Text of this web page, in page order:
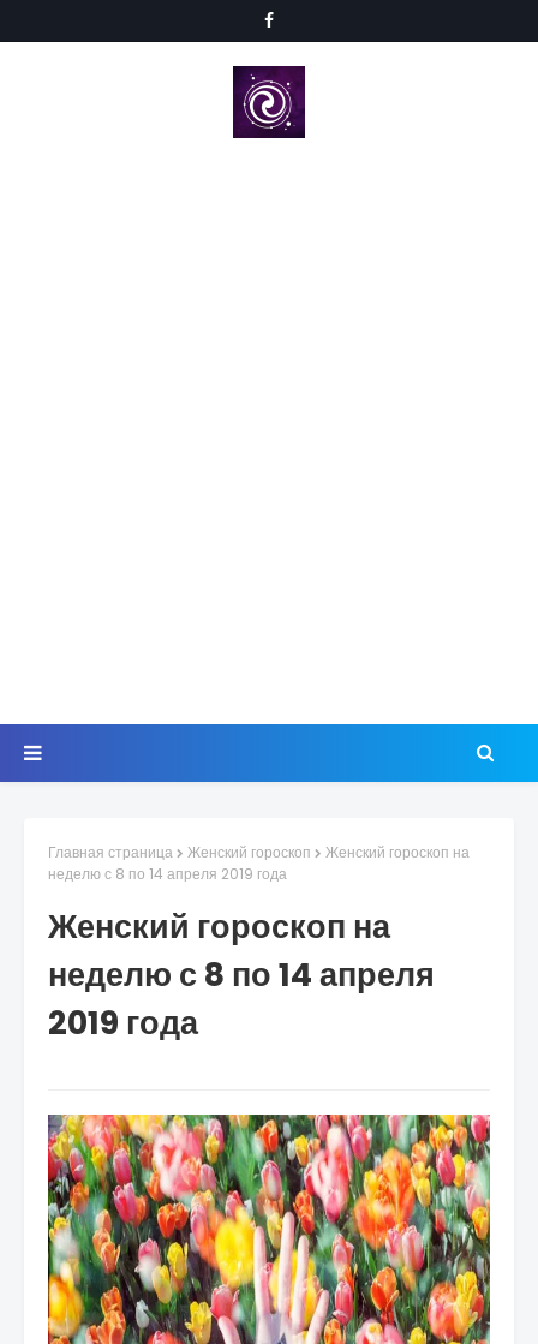
Главная страница Женский гороскоп
Женский гороскоп на
неделю с 8 по 14 апреля 2019 года
Женский гороскоп на
неделю с 8 по 14 апреля
2019 года